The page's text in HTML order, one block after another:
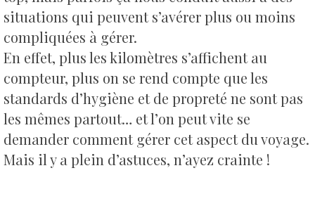
situations qui peuvent s’avérer plus ou moins
compliquées à gérer.
En effet, plus les kilomètres s’affichent au
compteur, plus on se rend compte que les
standards d’hygiène et de propreté ne sont pas
les mêmes partout… et l’on peut vite se
demander comment gérer cet aspect du voyage.
Mais il y a plein d’astuces, n’ayez crainte !